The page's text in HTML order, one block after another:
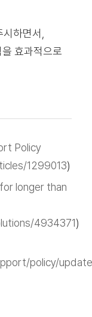
하면서,
효과적으로
Policy
1299013)
longer than
4934371)
policy/